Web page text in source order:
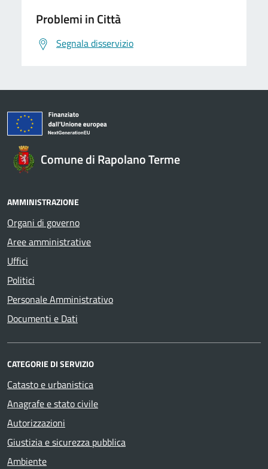
Problemi in Città
Segnala disservizio
Comune di Rapolano Terme
AMMINISTRAZIONE
Organi di governo
Aree amministrative
Uffici
Politici
Personale Amministrativo
Documenti e Dati
CATEGORIE DI SERVIZIO
Catasto e urbanistica
Anagrafe e stato civile
Autorizzazioni
Giustizia e sicurezza pubblica
Ambiente